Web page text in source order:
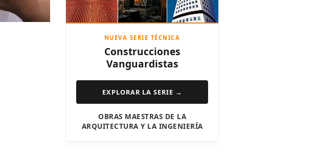
NUEVA SERIE TÉCNICA
Construcciones
Vanguardistas
EXPLORAR LA SERIE →
OBRAS MAESTRAS DE LA
ARQUITECTURA Y LA INGENIERÍA